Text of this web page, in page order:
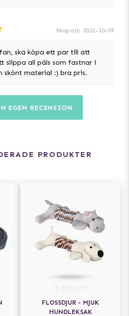
Skapad: 2021-10-09
ska köpa ett par till att
slippa all päls som fastnar i
skönt material :) bra pris.
EGEN RECENSION
PRODUKTER
FLOSSDJUR - MJUK
HUNDLEKSAK